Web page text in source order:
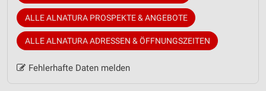
ALLE ALNATURA PROSPEKTE & ANGEBOTE
ALLE ALNATURA ADRESSEN & ÖFFNUNGSZEITEN
Fehlerhafte Daten melden